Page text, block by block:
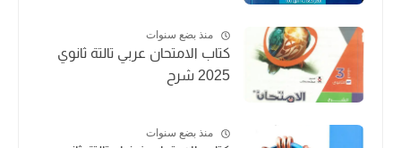
منذ بضع سنوات
كتاب الامتحان عربي تالتة ثانوي
2025 شرح
منذ بضع سنوات